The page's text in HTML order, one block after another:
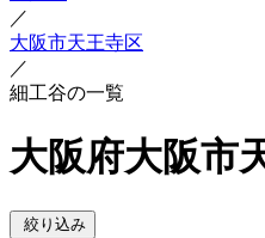
／
大阪市天王寺区
／
細工谷の一覧
大阪府大阪市
絞り込み